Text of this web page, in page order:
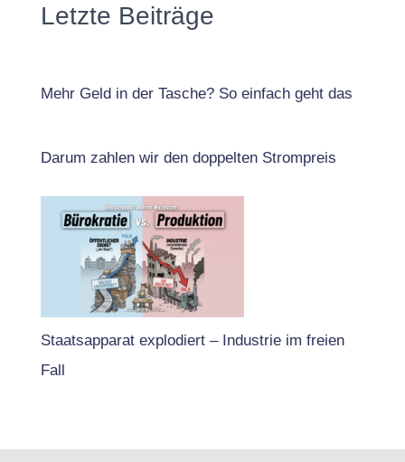
Letzte Beiträge
Mehr Geld in der Tasche? So einfach geht das
Darum zahlen wir den doppelten Strompreis
Staatsapparat explodiert – Industrie im freien
Fall